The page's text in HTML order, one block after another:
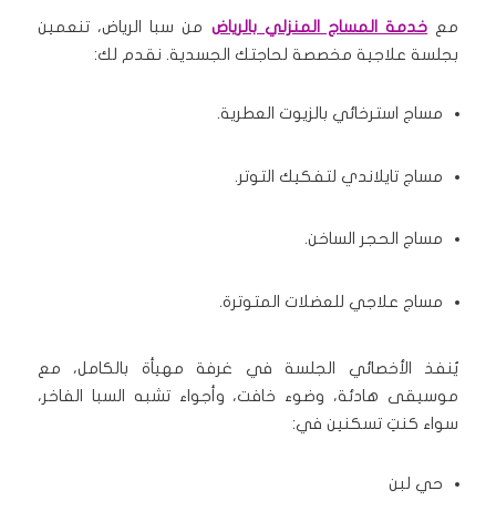
مع خدمة المساج المنزلي بالرياض من سبا الرياض، تنعمين
بجلسة علاجية مخصصة لحاجتك الجسدية. نقدم لك:
مساج استرخائي بالزيوت العطرية.
مساج تايلاندي لتفكيك التوتر.
مساج الحجر الساخن.
مساج علاجي للعضلات المتوترة.
يُنفذ الأخصائي الجلسة في غرفة مهيأة بالكامل، مع
موسيقى هادئة، وضوء خافت، وأجواء تشبه السبا الفاخر،
سواء كنتِ تسكنين في:
حي لبن